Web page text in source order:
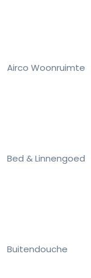
Airco Woonruimte
Bed & Linnengoed
Buitendouche